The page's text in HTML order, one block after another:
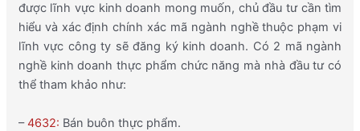
được lĩnh vực kinh doanh mong muốn, chủ đầu tư cần tìm
hiểu và xác định chính xác mã ngành nghề thuộc phạm vi
lĩnh vực công ty sẽ đăng ký kinh doanh. Có 2 mã ngành
nghề kinh doanh thực phẩm chức năng mà nhà đầu tư có
thể tham khảo như:
–4632: Bán buôn thực phẩm.